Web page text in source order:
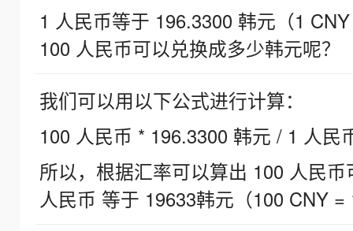
1 人民币等于 196.3300 韩元（1
100 人民币可以兑换成多少韩元呢？
我们可以用以下公式进行计算：
100 人民币 * 196.3300 韩元 / 1 人民
所以，根据汇率可以算出 100 人民
人民币 等于 19633韩元（100 CNY =